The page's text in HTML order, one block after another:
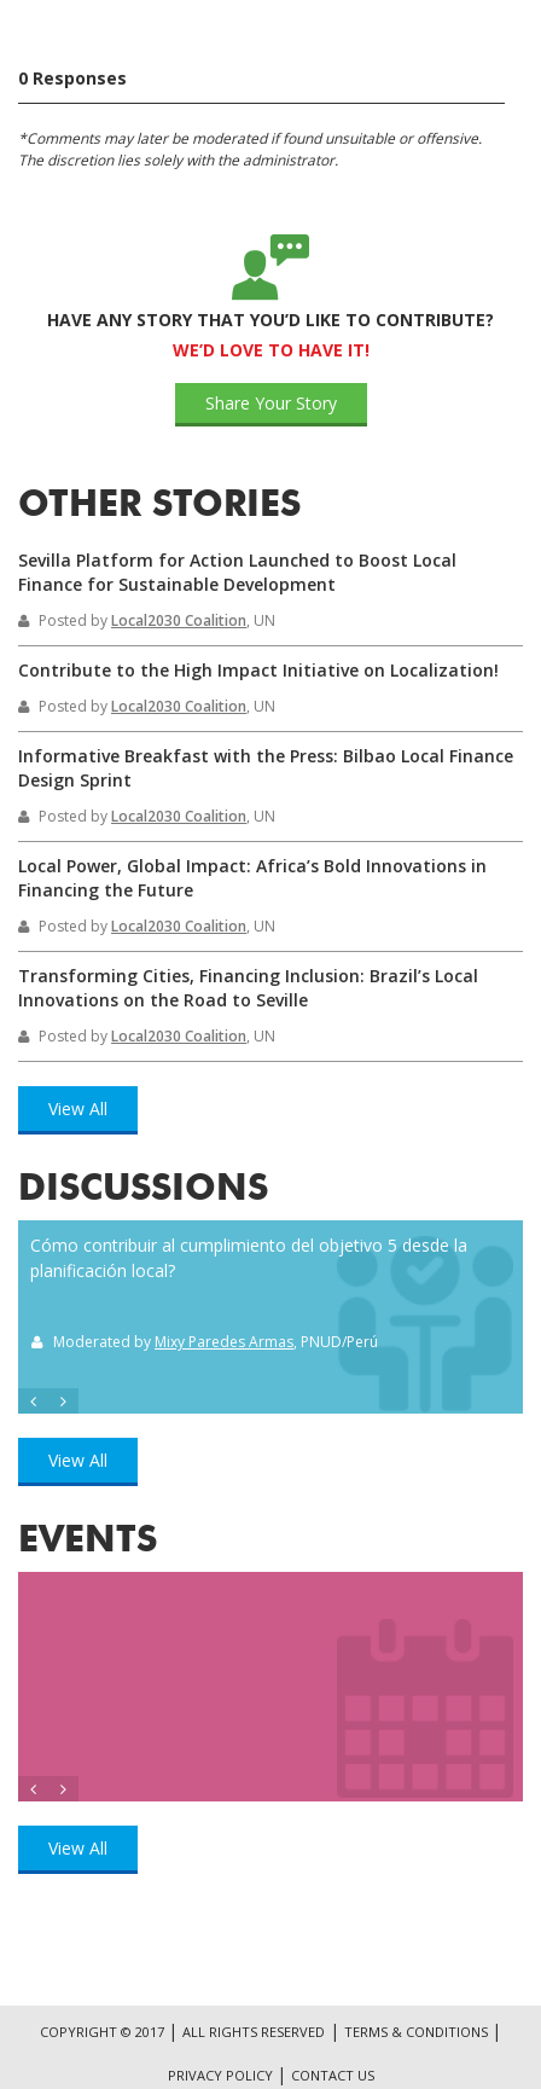
0 Responses
*Comments may later be moderated if found unsuitable or offensive.
The discretion lies solely with the administrator.
HAVE ANY STORY THAT YOU’D LIKE TO CONTRIBUTE?
WE’D LOVE TO HAVE IT!
Share Your Story
OTHER STORIES
Sevilla Platform for Action Launched to Boost Local
Finance for Sustainable Development
Posted byLocal2030 Coalition, UN
Contribute to the High Impact Initiative on Localization!
Posted byLocal2030 Coalition, UN
Informative Breakfast with the Press: Bilbao Local Finance
Design Sprint
Posted byLocal2030 Coalition, UN
Local Power, Global Impact: Africa’s Bold Innovations in
Financing the Future
Posted byLocal2030 Coalition, UN
Transforming Cities, Financing Inclusion: Brazil’s Local
Innovations on the Road to Seville
Posted byLocal2030 Coalition, UN
View All
DISCUSSIONS
Cómo contribuir al cumplimiento del objetivo 5 desde la
planificación local?
Moderated by Mixy Paredes Armas, PNUD/Perú
View All
EVENTS
View All
COPYRIGHT © 2017 | ALL RIGHTS RESERVED | TERMS & CONDITIONS |
PRIVACY POLICY | CONTACT US